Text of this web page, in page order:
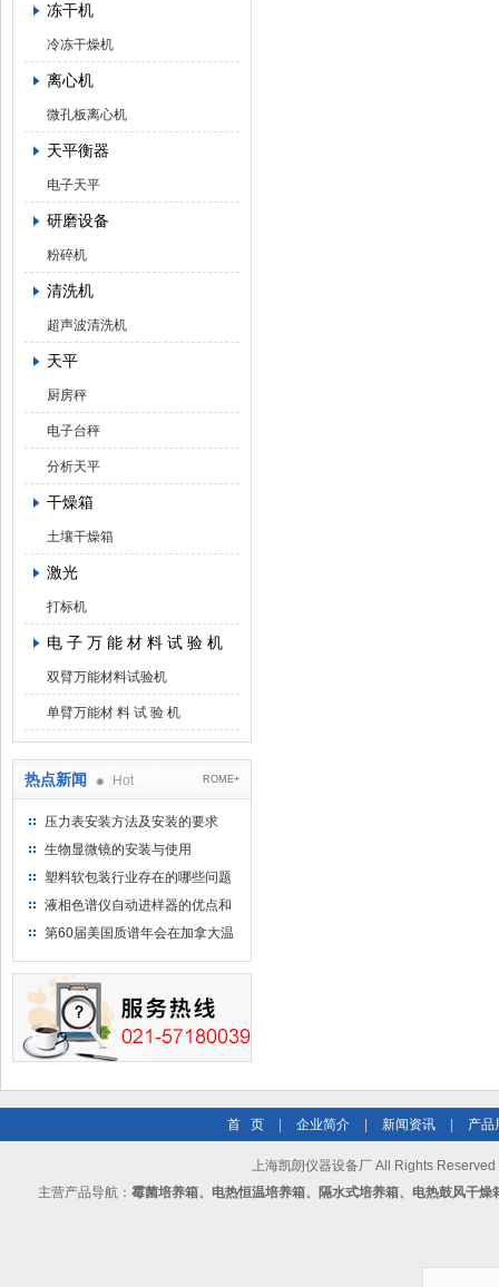
冻干机
冷冻干燥机
离心机
微孔板离心机
天平衡器
电子天平
研磨设备
粉碎机
清洗机
超声波清洗机
天平
厨房秤
电子台秤
分析天平
干燥箱
土壤干燥箱
激光
打标机
电 子 万 能 材 料 试 验 机
双臂万能材料试验机
单臂万能材 料 试 验 机
热点新闻 Hot ROME+
压力表安装方法及安装的要求
生物显微镜的安装与使用
塑料软包装行业存在的哪些问题
液相色谱仪自动进样器的优点和
维护
第60届美国质谱年会在加拿大温
首 页 企业简介 新闻资讯 产品
上海凯朗仪器设备厂 All Rights Reserved
主营产品导航： 霉菌培养箱、电热恒温培养箱、隔水式培养箱、电热鼓风干